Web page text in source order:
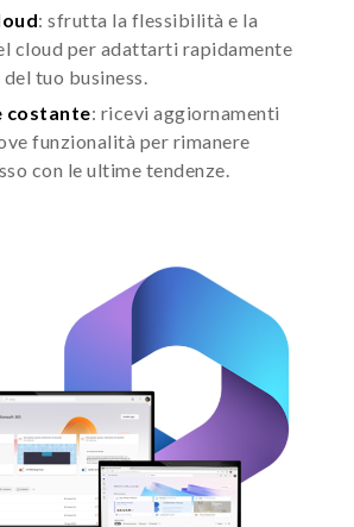
: sfrutta la flessibilità e la
cloud per adattarti rapidamente
tuo business.
costante: ricevi aggiornamenti
funzionalità per rimanere
con le ultime tendenze.